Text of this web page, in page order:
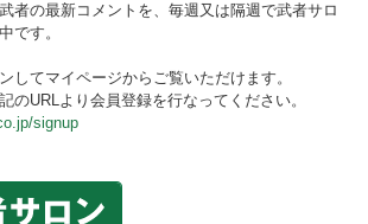
者の最新コメントを、毎週又は隔週で武者サロ
です。
してマイページからご覧いただけます。
のURLより会員登録を行なってください。
signup